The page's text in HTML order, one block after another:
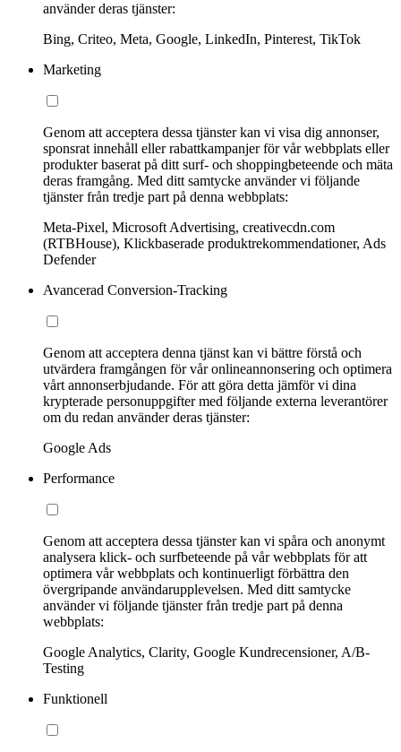
använder deras tjänster:
Bing, Criteo, Meta, Google, LinkedIn, Pinterest, TikTok
Marketing
Genom att acceptera dessa tjänster kan vi visa dig annonser,
sponsrat innehåll eller rabattkampanjer för vår webbplats eller
produkter baserat på ditt surf- och shoppingbeteende och mäta
deras framgång. Med ditt samtycke använder vi följande
tjänster från tredje part på denna webbplats:
Meta-Pixel, Microsoft Advertising, creativecdn.com
(RTBHouse), Klickbaserade produktrekommendationer, Ads
Defender
Avancerad Conversion-Tracking
Genom att acceptera denna tjänst kan vi bättre förstå och
utvärdera framgången för vår onlineannonsering och optimera
vårt annonserbjudande. För att göra detta jämför vi dina
krypterade personuppgifter med följande externa leverantörer
om du redan använder deras tjänster:
Google Ads
Performance
Genom att acceptera dessa tjänster kan vi spåra och anonymt
analysera klick- och surfbeteende på vår webbplats för att
optimera vår webbplats och kontinuerligt förbättra den
övergripande användarupplevelsen. Med ditt samtycke
använder vi följande tjänster från tredje part på denna
webbplats:
Google Analytics, Clarity, Google Kundrecensioner, A/B-
Testing
Funktionell